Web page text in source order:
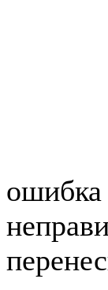
ошибка